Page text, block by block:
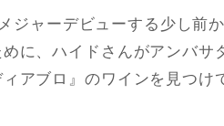
ジャーデビューする少し前
に、ハイドさんがアンバサ
ィアブロ』のワインを見つけ